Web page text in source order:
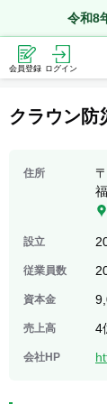
令和8
会員登録 ログイン
クラウン防
住所 〒
設立
従業員数
資本金
売上高 4
会社HP